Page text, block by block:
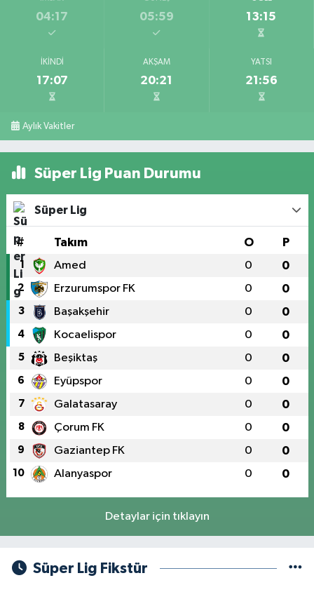
04:17 05:59 13:15
İKINDI
17:07
AKŞAM
20:21
YATSI
21:56
Aylık Vakitler
Süper Lig Puan Durumu
Süper Lig
# Takım O P
1 Amed 0 0
2 Erzurumspor FK 0 0
3 Başakşehir 0 0
4 Kocaelispor 0 0
5 Beşiktaş 0 0
6 Eyüpspor 0 0
7 Galatasaray 0 0
8 Çorum FK 0 0
9 Gaziantep FK 0 0
10 Alanyaspor 0 0
Detaylar için tıklayın
Süper Lig Fikstür